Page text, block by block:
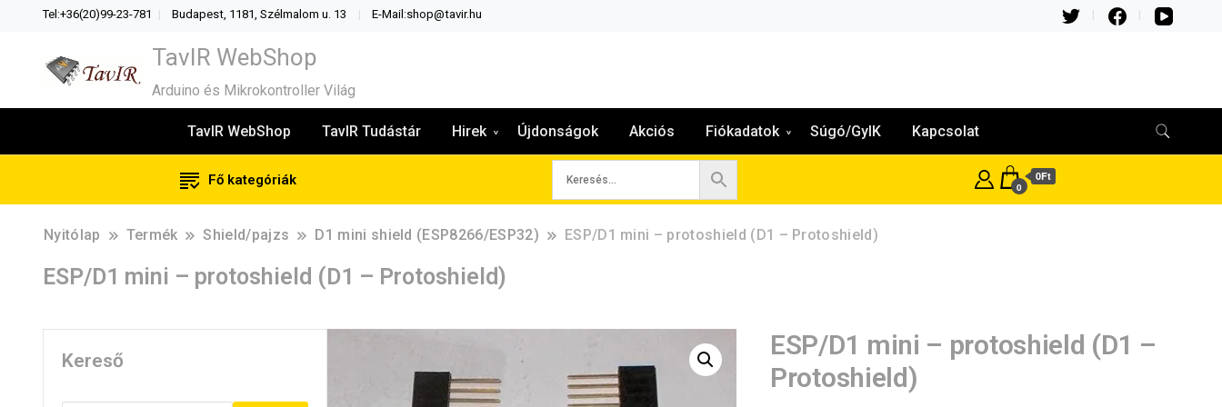
Tel:+36(20)99-23-781 Budapest, 1181, Szélmalom u. 13 E-Mail:shop@tavir.hu
TavIR WebShop
Arduino és Mikrokontroller Világ
TavIR WebShop TavIR Tudástár Hirek Újdonságok Akciós Fiókadatok Súgó/GyIK Kapcsolat
Fő kategóriák 0
0Ft
Nyitólap Termék Shield/pajzs D1 mini shield (ESP8266/ESP32) ESP/D1 mini – protoshield (D1 – Protoshield)
ESP/D1 mini – protoshield (D1 – Protoshield)
ESP/D1 mini – protoshield (D1 –
Protoshield)
Kereső